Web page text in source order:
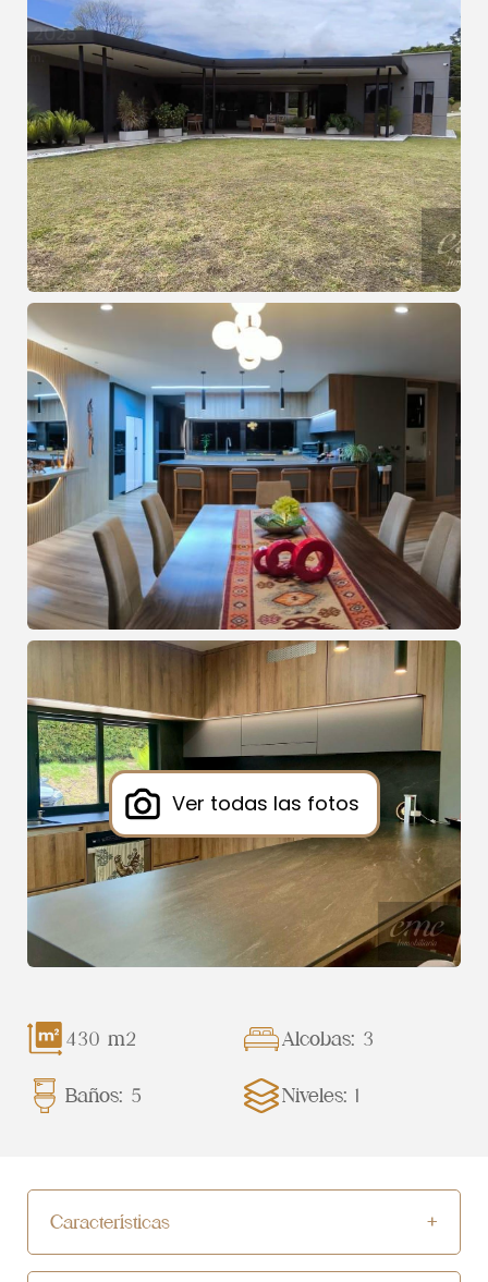
Ver todas las fotos
430 m2 Alcobas: 3
Baños: 5 Niveles: 1
Características